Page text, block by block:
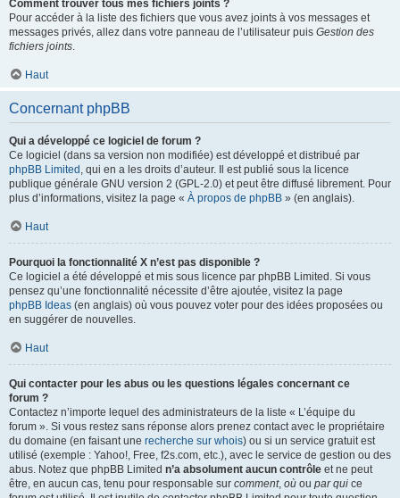
Comment trouver tous mes fichiers joints ?
Pour accéder à la liste des fichiers que vous avez joints à vos messages et
messages privés, allez dans votre panneau de l’utilisateur puis Gestion des
fichiers joints.
Haut
Concernant phpBB
Qui a développé ce logiciel de forum ?
Ce logiciel (dans sa version non modifiée) est développé et distribué par
phpBB Limited , qui en a les droits d’auteur. Il est publié sous la licence
publique générale GNU version 2 (GPL-2.0) et peut être diffusé librement. Pour
plus d’informations, visitez la page « À propos de phpBB » (en anglais).
Haut
Pourquoi la fonctionnalité X n’est pas disponible ?
Ce logiciel a été développé et mis sous licence par phpBB Limited. Si vous
pensez qu’une fonctionnalité nécessite d’être ajoutée, visitez la page
phpBB Ideas (en anglais) où vous pouvez voter pour des idées proposées ou
en suggérer de nouvelles.
Haut
Qui contacter pour les abus ou les questions légales concernant ce
forum ?
Contactez n’importe lequel des administrateurs de la liste « L’équipe du
forum ». Si vous restez sans réponse alors prenez contact avec le propriétaire
du domaine (en faisant une recherche sur whois) ou si un service gratuit est
utilisé (exemple : Yahoo!, Free, f2s.com, etc.), avec le service de gestion ou des
abus. Notez que phpBB Limited n’a absolument aucun contrôle et ne peut
être, en aucun cas, tenu pour responsable sur comment, où ou par qui ce